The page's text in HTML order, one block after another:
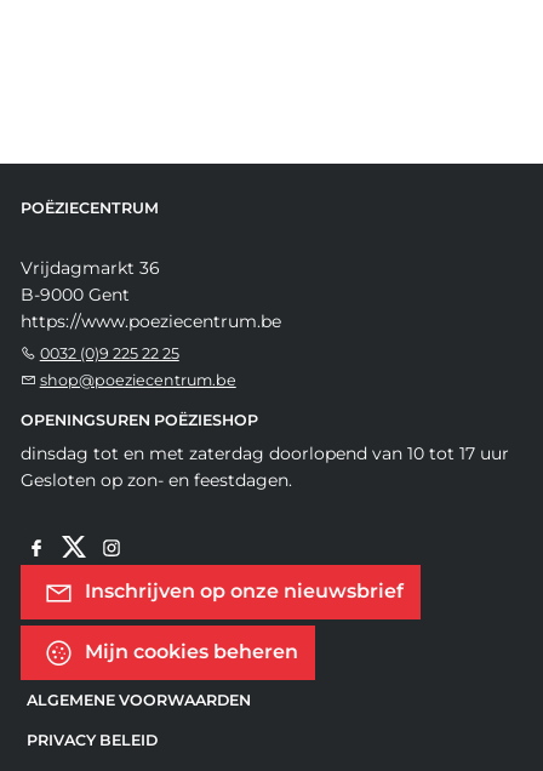
POËZIECENTRUM
Vrijdagmarkt 36
B-9000 Gent
https://www.poeziecentrum.be
0032 (0)9 225 22 25
shop@poeziecentrum.be
OPENINGSUREN POËZIESHOP
dinsdag tot en met zaterdag doorlopend van 10 tot 17 uur
Gesloten op zon- en feestdagen.
Inschrijven op onze nieuwsbrief
Mijn cookies beheren
ALGEMENE VOORWAARDEN
PRIVACY BELEID